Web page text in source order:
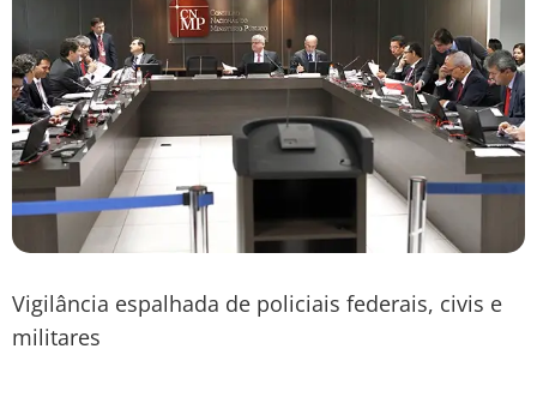
Vigilância espalhada de policiais federais, civis e
militares